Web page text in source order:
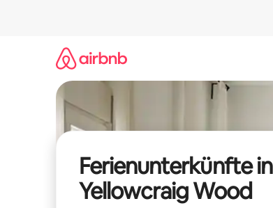
Ferienunterkünfte in
Yellowcraig Wood